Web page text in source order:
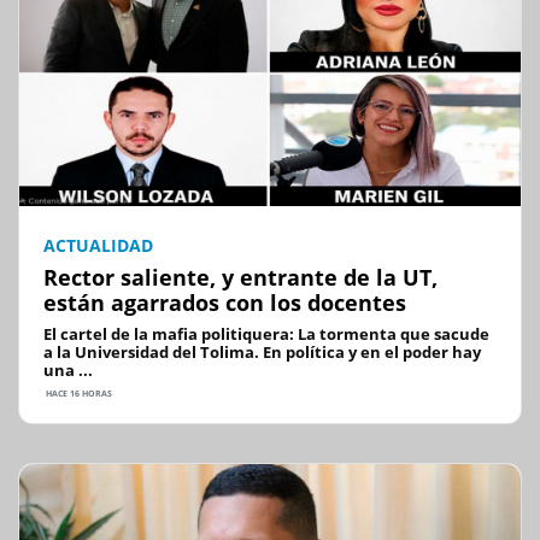
ACTUALIDAD
Rector saliente, y entrante de la UT,
están agarrados con los docentes
El cartel de la mafia politiquera: La tormenta que sacude
a la Universidad del Tolima. En política y en el poder hay
una ...
HACE 16 HORAS